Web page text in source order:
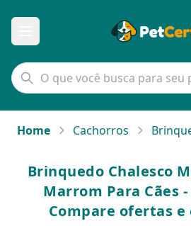
Home Cachorros
Brinquedo Chalesco
Marrom Para Cães
Compare ofertas e